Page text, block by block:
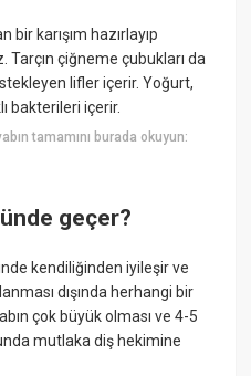
bir karışım hazırlayıp
çiğneme çubukları da
lifler içerir. Yoğurt,
bakterileri içerir.
tamamını burada okuyun:
geçer?
kendiliğinden iyileşir ve
dışında herhangi bir
çok büyük olması ve 4-5
mutlaka diş hekimine